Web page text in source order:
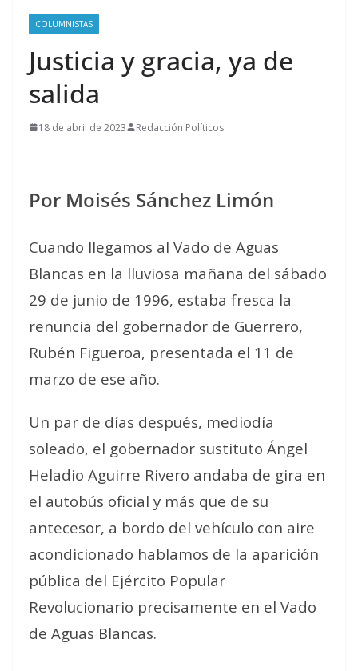
COLUMNISTAS
Justicia y gracia, ya de
salida
18 de abril de 2023 Redacción Políticos
Por Moisés Sánchez Limón
Cuando llegamos al Vado de Aguas
Blancas en la lluviosa mañana del sábado
29 de junio de 1996, estaba fresca la
renuncia del gobernador de Guerrero,
Rubén Figueroa, presentada el 11 de
marzo de ese año.
Un par de días después, mediodía
soleado, el gobernador sustituto Ángel
Heladio Aguirre Rivero andaba de gira en
el autobús oficial y más que de su
antecesor, a bordo del vehículo con aire
acondicionado hablamos de la aparición
pública del Ejército Popular
Revolucionario precisamente en el Vado
de Aguas Blancas.